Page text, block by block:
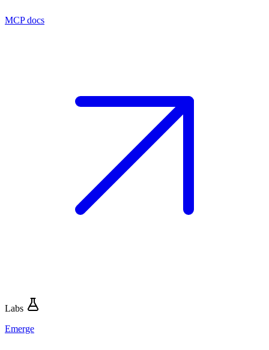
MCP docs
Labs
Emerge